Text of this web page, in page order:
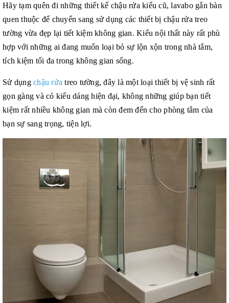
Hãy tạm quên đi những thiết kế chậu rửa kiểu cũ, lavabo gắn bàn
quen thuộc để chuyển sang sử dụng các thiết bị chậu rửa treo
tường vừa đẹp lại tiết kiệm không gian. Kiểu nội thất này rất phù
hợp với những ai đang muốn loại bỏ sự lộn xộn trong nhà tắm,
tích kiệm tối đa trong không gian sống.
Sử dụng chậu rửa treo tường, đây là một loại thiết bị vệ sinh rất
gọn gàng và có kiểu dáng hiện đại, không những giúp bạn tiết
kiệm rất nhiều không gian mà còn đem đến cho phòng tắm của
bạn sự sang trọng, tiện lợi.